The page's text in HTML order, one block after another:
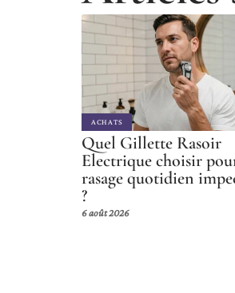
ACHATS
Quel Gillette Rasoir
Electrique choisir
rasage quotidien
?
6 août 2026